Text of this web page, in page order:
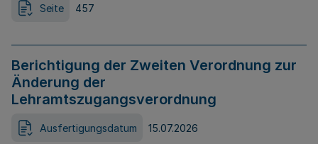
Seite 457
Berichtigung der Zweiten Verordnung zur
Änderung der
Lehramtszugangsverordnung
Ausfertigungsdatum 15.07.2026